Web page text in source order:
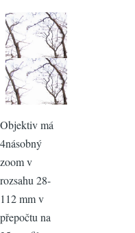
Objektiv má
4násobný
zoom v
rozsahu 28-
112 mm v
přepočtu na